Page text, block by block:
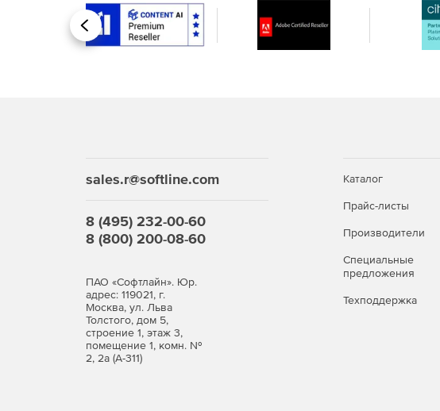
Требования к аппаратному обеспечению пользователя:
Оперативная память: не менее 2 Гб.
Свободное пространство на жёстком диске: 20 ГБ.
Видеокарта и монитор (минимальное разрешение 1024х768).
Назад
sales.r@softline.com
8 (495) 232-00-60
8 (800) 200-08-60
ПАО «Софтлайн». Юр.
адрес: 119021, г.
Москва, ул. Льва
Толстого, дом 5,
строение 1, этаж 3,
помещение 1, комн. №
2, 2а (А-311)
Каталог
Прайс-листы
Производители
Специальные
предложения
Техподдержка